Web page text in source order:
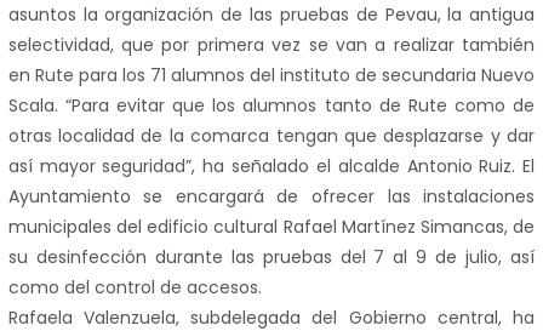
asuntos la organización de las pruebas de Pevau, la antigua
selectividad, que por primera vez se van a realizar también
en Rute para los 71 alumnos del instituto de secundaria Nuevo
Scala. “Para evitar que los alumnos tanto de Rute como de
otras localidad de la comarca tengan que desplazarse y dar
así mayor seguridad”, ha señalado el alcalde Antonio Ruiz. El
Ayuntamiento se encargará de ofrecer las instalaciones
municipales del edificio cultural Rafael Martínez Simancas, de
su desinfección durante las pruebas del 7 al 9 de julio, así
como del control de accesos.
Rafaela Valenzuela, subdelegada del Gobierno central, ha